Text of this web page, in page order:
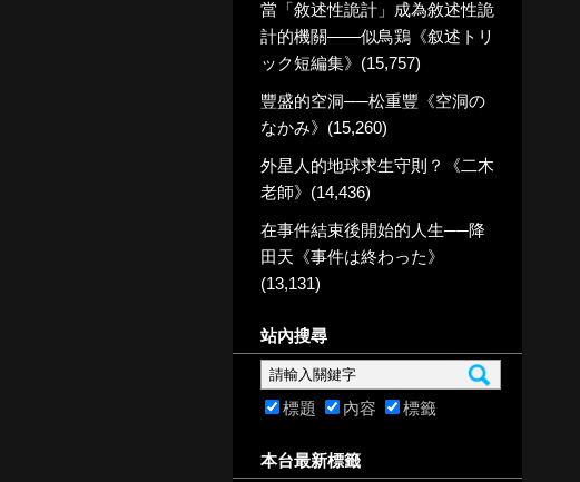
當「敘述性詭計」成為敘述性詭
計的機關——似鳥鶏《叙述トリ
ック短編集》(15,757)
豐盛的空洞──松重豐《空洞の
なかみ》(15,260)
外星人的地球求生守則？《二木
老師》(14,436)
在事件結束後開始的人生──降
田天《事件は終わった》
(13,131)
站內搜尋
標題 內容 標籤
本台最新標籤